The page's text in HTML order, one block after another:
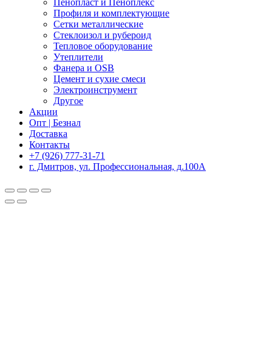
Пенопласт и Пеноплекс
Профиля и комплектующие
Сетки металлические
Стеклоизол и рубероид
Тепловое оборудование
Утеплители
Фанера и OSB
Цемент и сухие смеси
Электроинструмент
Другое
Акции
Опт | Безнал
Доставка
Контакты
+7 (926) 777-31-71
г. Дмитров, ул. Профессиональная, д.100А